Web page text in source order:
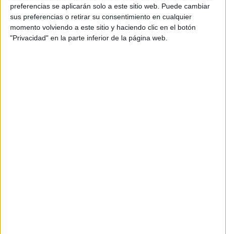
preferencias se aplicarán solo a este sitio web. Puede cambiar
sus preferencias o retirar su consentimiento en cualquier
momento volviendo a este sitio y haciendo clic en el botón
"Privacidad" en la parte inferior de la página web.
el caso de la gestión relativa a los menores extranjeros no
acompañados, eso pasa por una reforma de la ley de
extranjería.